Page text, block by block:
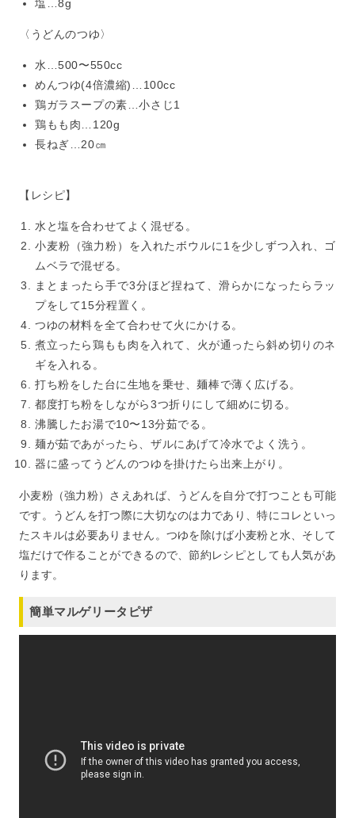
塩…8g
〈うどんのつゆ〉
水…500〜550cc
めんつゆ(4倍濃縮)…100cc
鶏ガラスープの素…小さじ1
鶏もも肉…120g
長ねぎ…20㎝
【レシピ】
水と塩を合わせてよく混ぜる。
小麦粉（強力粉）を入れたボウルに1を少しずつ入れ、ゴ
ムベラで混ぜる。
まとまったら手で3分ほど捏ねて、滑らかになったらラッ
プをして15分程置く。
つゆの材料を全て合わせて火にかける。
煮立ったら鶏もも肉を入れて、火が通ったら斜め切りのネ
ギを入れる。
打ち粉をした台に生地を乗せ、麺棒で薄く広げる。
都度打ち粉をしながら3つ折りにして細めに切る。
沸騰したお湯で10〜13分茹でる。
麺が茹であがったら、ザルにあげて冷水でよく洗う。
器に盛ってうどんのつゆを掛けたら出来上がり。
小麦粉（強力粉）さえあれば、うどんを自分で打つことも可能
です。うどんを打つ際に大切なのは力であり、特にコレといっ
たスキルは必要ありません。つゆを除けば小麦粉と水、そして
塩だけで作ることができるので、節約レシピとしても人気があ
ります。
簡単マルゲリータピザ